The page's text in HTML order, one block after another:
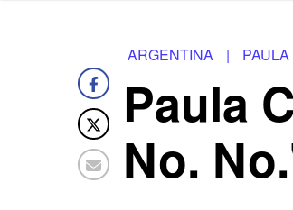
ARGENTINA |
Paula
No.